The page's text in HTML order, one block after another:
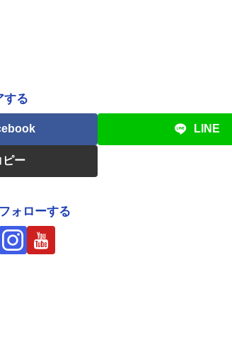
する
LINE
ピー
ォローする